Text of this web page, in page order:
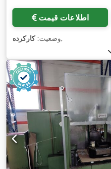
اطلاعات قیمت
وضعیت:کارکرده ,